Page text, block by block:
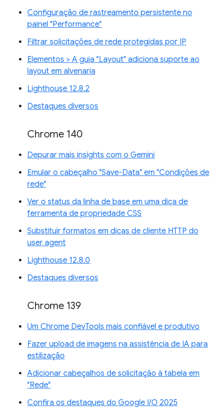
Configuração de rastreamento persistente no
painel "Performance"
Filtrar solicitações de rede protegidas por IP
Elementos > A guia "Layout" adiciona suporte ao
layout em alvenaria
Lighthouse 12.8.2
Destaques diversos
Chrome 140
Depurar mais insights com o Gemini
Emular o cabeçalho "Save-Data" em "Condições de
rede"
Ver o status da linha de base em uma dica de
ferramenta de propriedade CSS
Substituir formatos em dicas de cliente HTTP do
user agent
Lighthouse 12.8.0
Destaques diversos
Chrome 139
Um Chrome DevTools mais confiável e produtivo
Fazer upload de imagens na assistência de IA para
estilização
Adicionar cabeçalhos de solicitação à tabela em
"Rede"
Confira os destaques do Google I/O 2025